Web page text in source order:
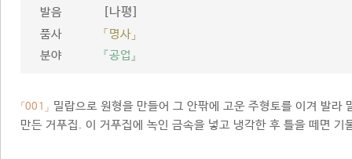
발음 [나평]
품사
「명사」
분야
『공업』
「001」 밀랍으로 원형을 만들어 그 안팎에 고운 주형토를 이겨 발라
만든 거푸집. 이 거푸집에 녹인 금속을 넣고 냉각한 후 틀을 떼면